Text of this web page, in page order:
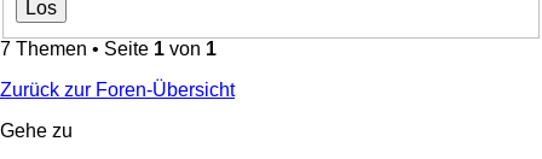
7 Themen • Seite 1 von 1
Zurück zur Foren-Übersicht
Gehe zu